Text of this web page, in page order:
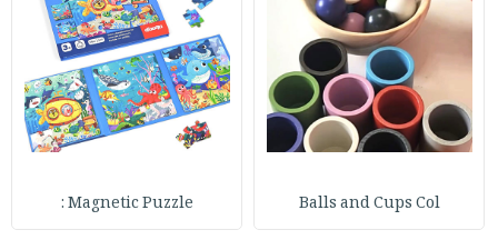
Balls and Cups Col
Magnetic Puzzle :